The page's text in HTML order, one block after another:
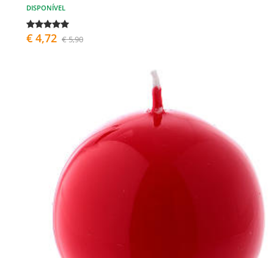
DISPONÍVEL
€ 4,72 € 5,90